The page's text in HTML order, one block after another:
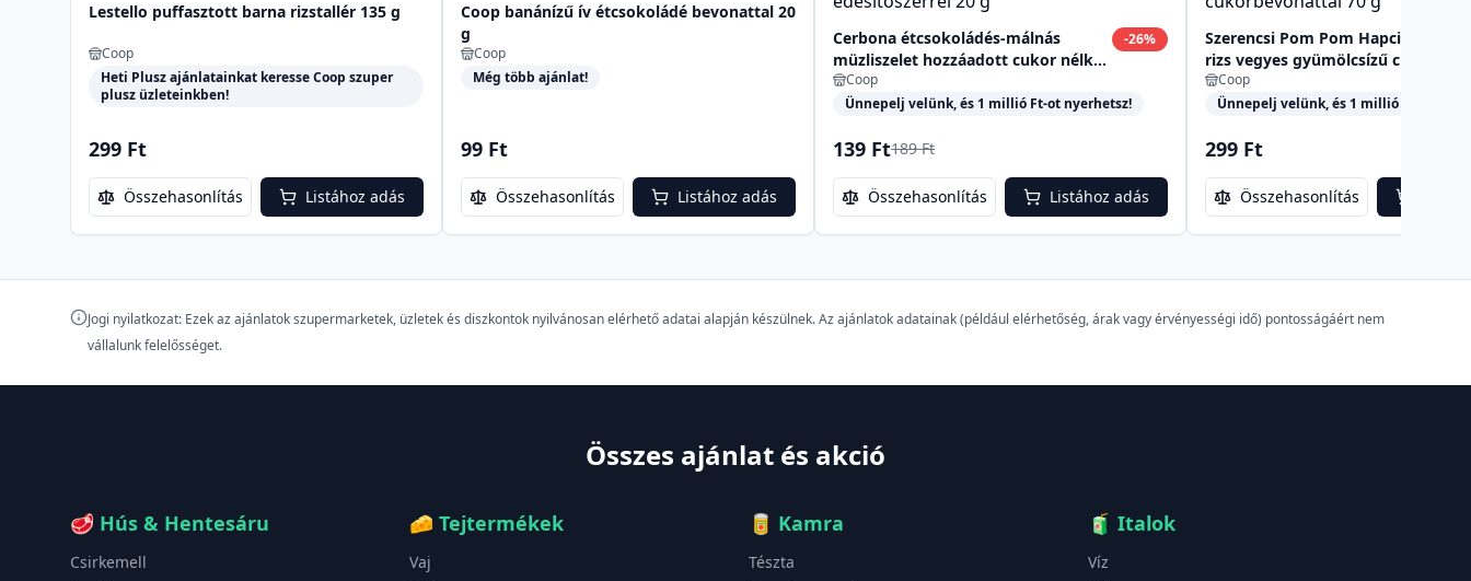
Lestello puffasztott barna rizstallér 135 g
Coop
Heti Plusz ajánlatainkat keresse Coop szuper
plusz üzleteinkben!
299 Ft
Összehasonlítás Listához adás
Coop banánízű ív étcsokoládé bevonattal 20
g
Coop
Még több ajánlat!
99 Ft
Összehasonlítás Listához adás
Cerbona étcsokoládés-málnás
müzliszelet hozzáadott cukor nélkül,
édesítőszerrel 20 g
-26%
Coop
Ünnepelj velünk, és 1 millió Ft-ot nyerhetsz!
139 Ft189 Ft
Összehasonlítás Listához adás
Szerencsi Pom Pom Hapci-Zzz!
rizs vegyes gyümölcsízű
gCoop
Ünnepelj velünk, és 1 millió Ft-ot
299 Ft
Összehasonlítás
Jogi nyilatkozat: Ezek az ajánlatok szupermarketek, üzletek és diszkontok nyilvánosan elérhető adatai alapján készülnek. Az ajánlatok adatainak (például elérhetőség, árak vagy érvényességi idő) pontosságáért nem
vállalunk felelősséget.
Összes ajánlat és akció
🥩 Hús & Hentesáru
Csirkemell
🧀 Tejtermékek
Vaj
🥫 Kamra
Tészta
🧃 Italok
Víz